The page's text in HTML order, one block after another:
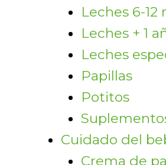
Leches 6-12
Leches + 1
Leches
Papillas
Potitos
Cuidado del
Crema de